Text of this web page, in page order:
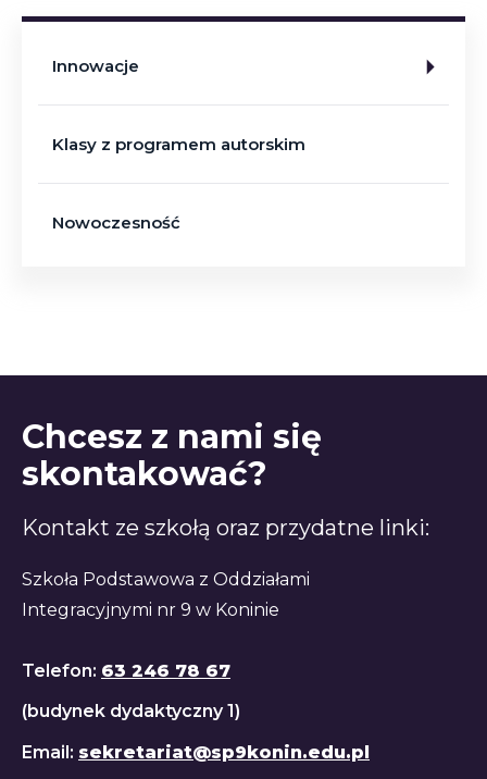
Innowacje
Klasy z programem autorskim
Nowoczesność
Chcesz z nami się
skontakować?
Kontakt ze szkołą oraz przydatne linki:
Szkoła Podstawowa z Oddziałami
Integracyjnymi nr 9 w Koninie
Telefon: 63 246 78 67
(budynek dydaktyczny 1)
Email: sekretariat@sp9konin.edu.pl